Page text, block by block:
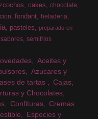
cakes chocolate
fondant
heladeria
pasteles
preparado-en-
sabores semifrios
Aceites y
Azucares y
de tartas
Cajas
y Chocolates
Confituras
Cremas
Especies y